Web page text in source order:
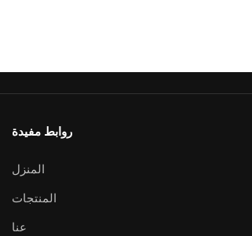
روابط مفيدة
المنزل
المنتجات
عنا